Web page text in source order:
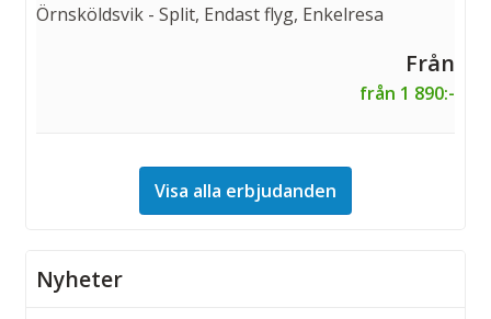
Örnsköldsvik - Split, Endast flyg, Enkelresa
från 1 890:-
Visa alla erbjudanden
Nyheter